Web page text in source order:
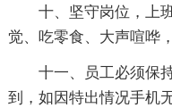
十、坚守岗位，上
觉、吃零食、大声喧哗
十一、员工必须保
到，如因特出情况手机